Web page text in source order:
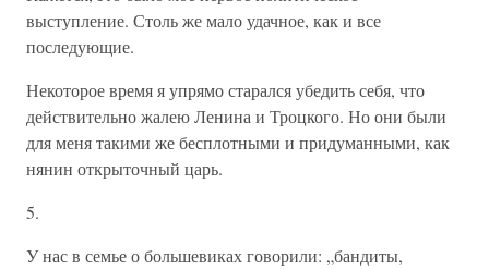
выступление. Столь же мало удачное, как и все
последующие.
Некоторое время я упрямо старался убедить себя, что
действительно жалею Ленина и Троцкого. Но они были
для меня такими же бесплотными и придуманными, как
нянин открыточный царь.
5.
У нас в семье о большевиках говорили: „бандиты,